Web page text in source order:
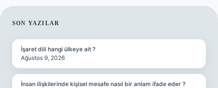
SIDEBAR
SON YAZILAR
İşaret dili hangi ülkeye ait ?
Ağustos 9, 2026
İnsan ilişkilerinde kişisel mesafe nasıl bir anlam ifade eder ?